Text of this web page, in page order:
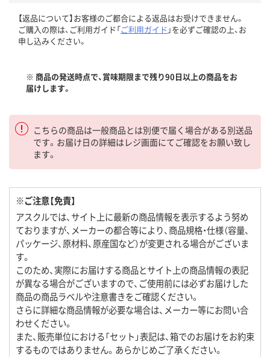
【返品について】お客様のご都合による返品はお受けできません。
ご購入の際は、ご利用ガイド「ご利用ガイド 」を必ずご確認の上、お
申し込みください。
※ 商品の発送時点で、賞味期限まで残り90日以上の商品をお
届けします。
こちらの商品は一般商品とは別便で届く場合がある別送品
です。お届け日の詳細はレジ画面にてご確認をお願い致し
ます。
※ご注意【免責】
アスクルでは、サイト上に最新の商品情報を表示するよう努め
ておりますが、メーカーの都合等により、商品規格・仕様（容量、
パッケージ、原材料、原産国など）が変更される場合がございま
す。
このため、実際にお届けする商品とサイト上の商品情報の表記
が異なる場合がございますので、ご使用前には必ずお届けした
商品の商品ラベルや注意書きをご確認ください。
さらに詳細な商品情報が必要な場合は、メーカー等にお問い合
わせください。
また、販売単位における「セット」表記は、箱でのお届けをお約束
するものではありません。あらかじめご了承ください。